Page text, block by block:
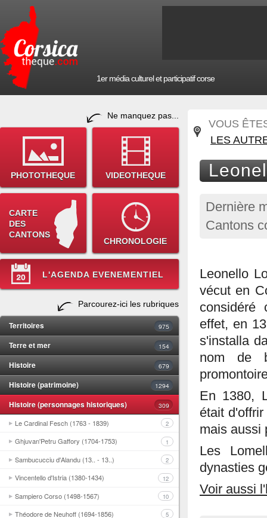
1er média culturel et participatif corse
Ne manquez pas...
PHOTOTHEQUE VIDEOTHEQUE
CARTE
DES
CANTONS
CHRONOLOGIE
L'AGENDA EVENEMENTIEL
Parcourez-ici les rubriques
Territoires 975
Terre et mer 154
Histoire 679
Histoire (patrimoine) 1294
Histoire (personnages historiques) 309
Le Cardinal Fesch (1763 - 1839) 2
Ghjuvan'Petru Gaffory (1704-1753) 1
Sambucucciu d'Alandu (13.. - 13..) 2
Vincentello d'Istria (1380-1434) 12
Sampiero Corso (1498-1567) 10
Théodore de Neuhoff (1694-1856) 5
VOUS
LES
Dernière
Cantons
Leonello
vécut en
effet, en
s'installa
nom de
En 1380,
était
mais aussi
Les
dynasties
Voir aussi